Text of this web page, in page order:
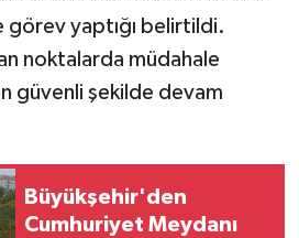
görev yaptığı belirtildi.
noktalarda müdahale
güvenli şekilde devam
Büyükşehir'den
Cumhuriyet Meydanı